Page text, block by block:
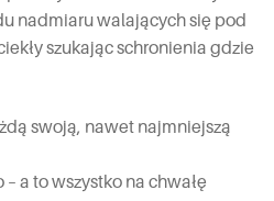
nadmiaru walających się pod
szukając schronienia gdzie
swoją, nawet najmniejszą
a to wszystko na chwałę